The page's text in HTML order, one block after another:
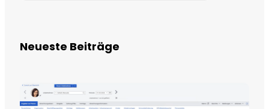
Neueste Beiträge